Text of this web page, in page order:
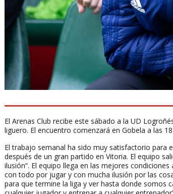
El Arenas Club recibe este sábado a la UD
liguero. El encuentro comenzará en Gobela a las
El trabajo semanal ha sido muy satisfactorio para
después de un gran partido en Vitoria. El equipo
ilusión”. El equipo llega en las mejores
con todo por jugar y con mucha ilusión por las
para que termine la liga y ver hasta donde somos